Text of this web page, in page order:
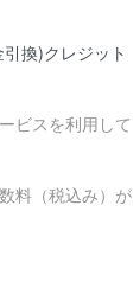
換)クレジット
ビスを利用して
料（税込み）が